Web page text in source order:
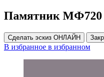
Памятник МФ720
Сделать эскиз ОНЛАЙН
В избранное в избранном